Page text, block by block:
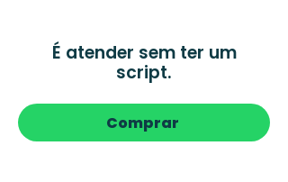
É atender sem ter um
script.
Comprar